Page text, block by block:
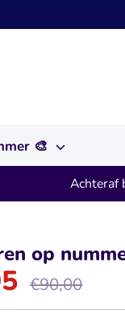
🎨
Achteraf
op
Normale
€90,00